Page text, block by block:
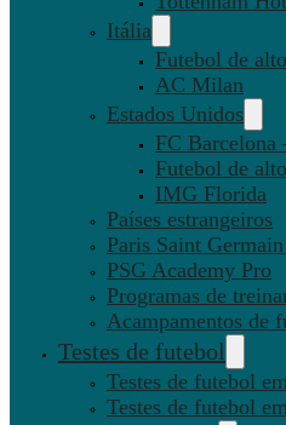
Itália
Futebol de
AC Milan
Estados Unidos
FC Barcelona
Futebol de
IMG Florida
Países estrangeiros
Paris Saint
PSG Academy Pro
Programas de
Acampamentos de
Testes de futebol
Testes de futebol
Testes de futebol